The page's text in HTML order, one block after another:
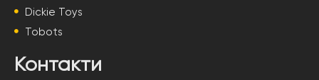
Dickie Toys
Tobots
Контакти